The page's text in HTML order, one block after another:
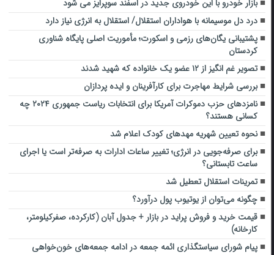
بازار خودرو با این خودروی جدید در اسفند سوپرایز می شود
درد دل موسیمانه با هواداران استقلال/ استقلال به انرژی نیاز دارد
پشتیبانی یگان‌های رزمی و اسکورت؛ مأموریت اصلی پایگاه شناوری
کردستان
تصویر غم انگیز از ۱۲ عضو یک خانواده که شهید شدند
بررسی شرایط مهاجرت برای کارآفرینان و ایده پردازان
نامزدهای حزب دموکرات آمریکا برای انتخابات ریاست جمهوری ۲۰۲۴ چه
کسانی هستند؟
نحوه تعیین شهریه مهدهای کودک اعلام شد
برای صرفه‌جویی در انرژی؛ تغییر ساعات ادارات به صرفه‌تر است یا اجرای
ساعت تابستانی؟
تمرینات استقلال تعطیل شد
چگونه می‌توان از یوتیوب پول درآورد؟
قیمت خرید و فروش پراید در بازار + جدول آبان (کارکرده، صفرکیلومتر،
کارخانه)
پیام شورای سیاستگذاری ائمه جمعه در ادامه جمعه‌های خون‌خواهی